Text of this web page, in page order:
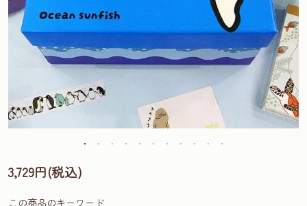
3,729円(税込)
この商品のキーワード